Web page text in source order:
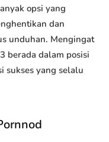
opsi yang
dan
unduhan. Mengingat
berada dalam posisi
sukses yang selalu